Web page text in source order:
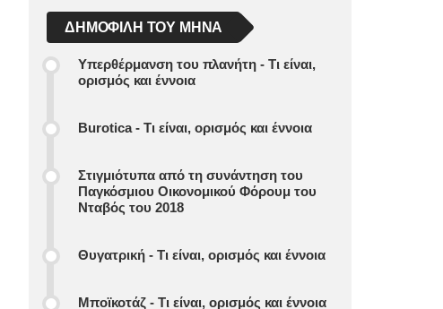
ΔΗΜΟΦΙΛΉ ΤΟΥ ΜΉΝΑ
Υπερθέρμανση του πλανήτη - Τι είναι,
ορισμός και έννοια
Burotica - Τι είναι, ορισμός και έννοια
Στιγμιότυπα από τη συνάντηση του
Παγκόσμιου Οικονομικού Φόρουμ του
Νταβός του 2018
Θυγατρική - Τι είναι, ορισμός και έννοια
Μποϊκοτάζ - Τι είναι, ορισμός και έννοια